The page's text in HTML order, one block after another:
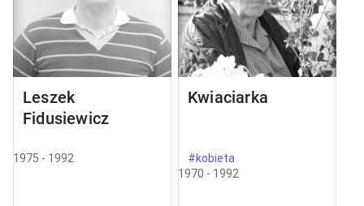
Leszek
Fidusiewicz
1975 - 1992
Kwiaciarka
#kobieta
1970 - 1992